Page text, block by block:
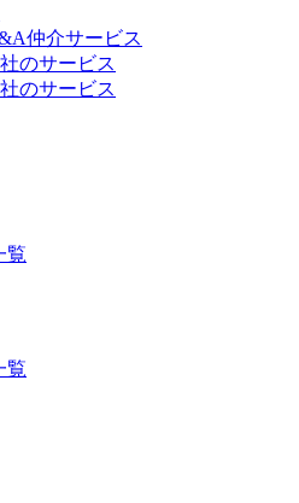
仲介サービス
のサービス
のサービス
覧
覧